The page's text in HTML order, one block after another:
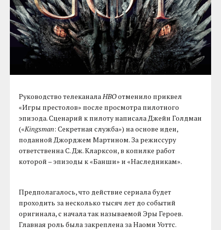
Руководство телеканалаHBOотменило приквел
«Игры престолов» после просмотра пилотного
эпизода. Сценарий к пилоту написала Джейн Голдман
(«Kingsman: Секретная служба») на основе идеи,
поданной Джорджем Мартином. За режиссуру
ответственна С. Дж. Кларксон, в копилке работ
которой – эпизоды к «Банши» и «Наследникам».
Предполагалось, что действие сериала будет
проходить за несколько тысяч лет до событий
оригинала, с начала так называемой Эры Героев.
Главная роль была закреплена за Наоми Уоттс.